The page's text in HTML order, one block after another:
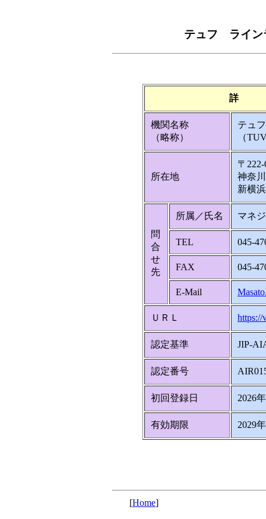
テュフ ライン
詳
機関名称
（略称）
テュ
（
所在地
〒222-
神奈
新横
問
合
せ
先
所属／氏名 マネ
TEL 045-
FAX 045-
E-Mail
ＵＲＬ https://
認定基準 JIP-
認定番号
初回登録日 2026
有効期限 2029
[Home]